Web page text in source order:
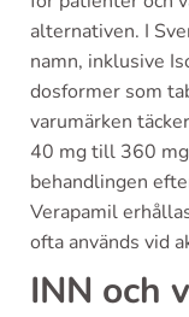
alternativen. I
namn, inklusive
dosformer som
varumärken
40 mg till 360
behandlingen
Verapamil
ofta används vid
INN och